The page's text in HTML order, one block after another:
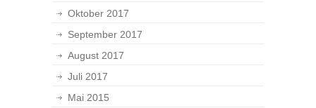
Oktober 2017
September 2017
August 2017
Juli 2017
Mai 2015